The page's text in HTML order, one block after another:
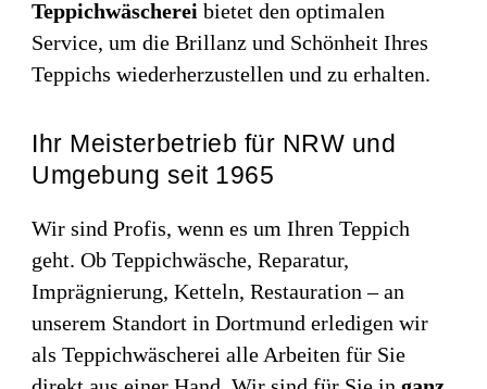
Teppichwäscherei bietet den optimalen
Service, um die Brillanz und Schönheit Ihres
Teppichs wiederherzustellen und zu erhalten.
Ihr Meisterbetrieb für NRW und
Umgebung seit 1965
Wir sind Profis, wenn es um Ihren Teppich
geht. Ob Teppichwäsche, Reparatur,
Imprägnierung, Ketteln, Restauration – an
unserem Standort in Dortmund erledigen wir
als Teppichwäscherei alle Arbeiten für Sie